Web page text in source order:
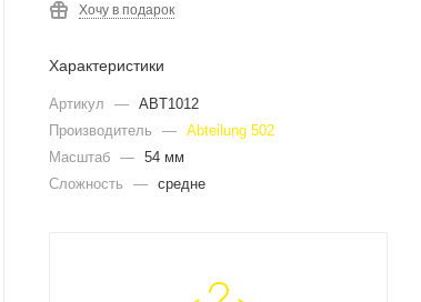
Хочу в подарок
Характеристики
Артикул — ABT1012
Производитель
— Abteilung 502
Масштаб — 54 мм
Сложность
— средне